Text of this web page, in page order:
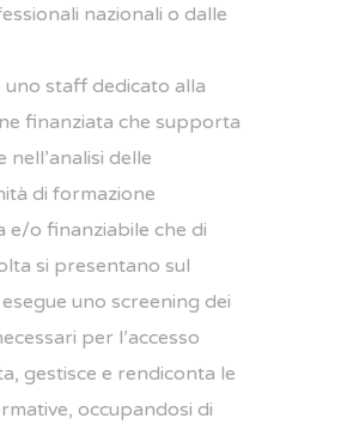
nazionali o dalle
staff dedicato alla
finanziata che supporta
nell’analisi delle
di formazione
e/o finanziabile che di
si presentano sul
uno screening dei
per l’accesso
gestisce e rendiconta le
occupandosi di